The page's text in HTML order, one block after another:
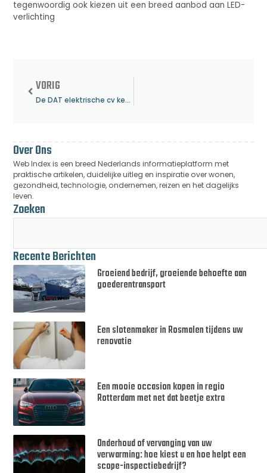
tegenwoordig ook kiezen uit een breed aanbod aan LED-
verlichting
VORIG
De DAT elektrische cv ketel als alternatief op gas.
Over Ons
Web Index is een breed Nederlands informatieplatform met
praktische artikelen, duidelijke uitleg en inspiratie over wonen,
gezondheid, technologie, ondernemen, reizen en het dagelijks
leven.
Zoeken
Recente Berichten
Groeiend bedrijf, groeiende behoefte aan
goederentransport
Een slotenmaker in Rosmalen tijdens uw
renovatie
Een mooie occasion kopen in regio
Rotterdam met net dat beetje extra
Onderhoud of vervanging van uw
verwarming: hoe kiest u en hoe helpt een
scope-inspectiebedrijf?